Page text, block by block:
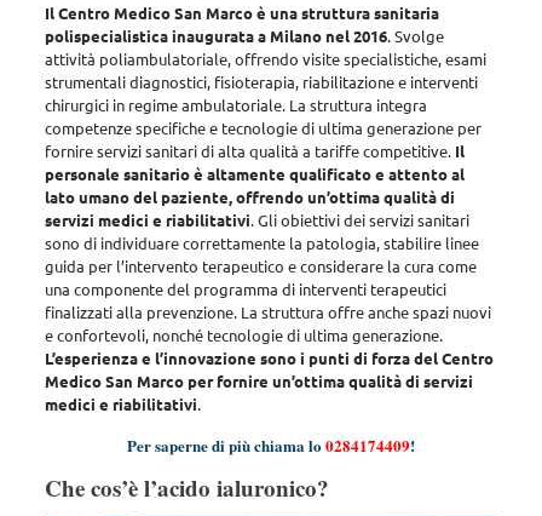
Il Centro Medico San Marco è una struttura sanitaria
polispecialistica inaugurata a Milano nel 2016. Svolge
attività poliambulatoriale, offrendo visite specialistiche, esami
strumentali diagnostici, fisioterapia, riabilitazione e interventi
chirurgici in regime ambulatoriale. La struttura integra
competenze specifiche e tecnologie di ultima generazione per
fornire servizi sanitari di alta qualità a tariffe competitive. Il
personale sanitario è altamente qualificato e attento al
lato umano del paziente, offrendo un’ottima qualità di
servizi medici e riabilitativi. Gli obiettivi dei servizi sanitari
sono di individuare correttamente la patologia, stabilire linee
guida per l’intervento terapeutico e considerare la cura come
una componente del programma di interventi terapeutici
finalizzati alla prevenzione. La struttura offre anche spazi nuovi
e confortevoli, nonché tecnologie di ultima generazione.
L’esperienza e l’innovazione sono i punti di forza del Centro
Medico San Marco per fornire un’ottima qualità di servizi
medici e riabilitativi.
Per saperne di più chiama lo0284174409!
Che cos’è l’acido ialuronico?